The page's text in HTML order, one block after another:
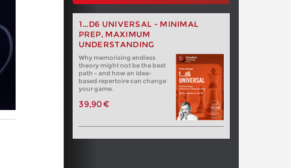
1...D6 UNIVERSAL - MINIMAL
PREP, MAXIMUM
UNDERSTANDING
Why memorising endless
theory might not be the best
path - and how an idea-
based repertoire can change
your game.
39,90 €